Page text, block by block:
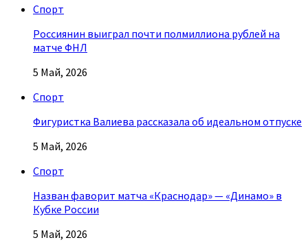
Спорт
Россиянин выиграл почти полмиллиона рублей на
матче ФНЛ
5 Май, 2026
Спорт
Фигуристка Валиева рассказала об идеальном отпуске
5 Май, 2026
Спорт
Назван фаворит матча «Краснодар» — «Динамо» в
Кубке России
5 Май, 2026